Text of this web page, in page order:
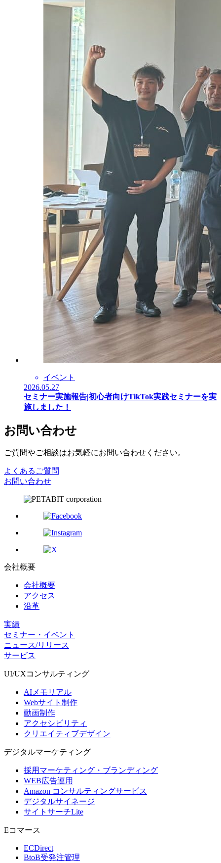
イベント
2026.05.27
セミナー実施報告|初心者向けTikTok実践セミナーを実
施しました！
お問い合わせ
ご質問やご相談はお気軽にお問い合わせください。
よくあるご質問
お問い合わせ
会社概要
会社概要
アクセス
沿革
実績
セミナー・イベント
ニュース/リリース
サービス
UI/UXコンサルティング
AIメモリアル
Webサイト制作
動画制作
アクセシビリティ
クリエイティブデザイン
デジタルマーケティング
採用マーケティング・ブランディング
WEB広告運用
Amazon コンサルティングサービス
デジタルサイネージ
サイトサーチLite
Eコマース
ECDirect
BtoB受発注管理